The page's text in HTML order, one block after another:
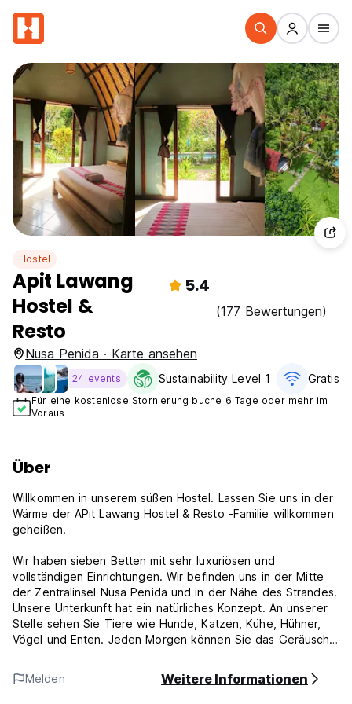
Hostel
Apit Lawang
Hostel &
Resto
5.4
(177 Bewertungen)
Nusa Penida · Karte ansehen
24 events Sustainability Level 1 Gratis
Für eine kostenlose Stornierung buche 6 Tage oder mehr im
Voraus
Über
Willkommen in unserem süßen Hostel. Lassen Sie uns in der
Wärme der APit Lawang Hostel & Resto -Familie willkommen
geheißen.
Wir haben sieben Betten mit sehr luxuriösen und
vollständigen Einrichtungen. Wir befinden uns in der Mitte
der Zentralinsel Nusa Penida und in der Nähe des Strandes.
Unsere Unterkunft hat ein natürliches Konzept. An unserer
Stelle sehen Sie Tiere wie Hunde, Katzen, Kühe, Hühner,
Vögel und Enten. Jeden Morgen können Sie das Geräusch
Wir bieten vollständige Einrichtungen für unsere Gäste wie
Melden Weitere Informationen